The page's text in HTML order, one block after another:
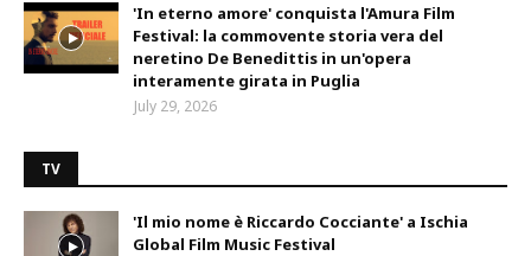
'In eterno amore' conquista l'Amura Film
Festival: la commovente storia vera del
neretino De Benedittis in un'opera
interamente girata in Puglia
July 29, 2026
TV
'Il mio nome è Riccardo Cocciante' a Ischia
Global Film Music Festival